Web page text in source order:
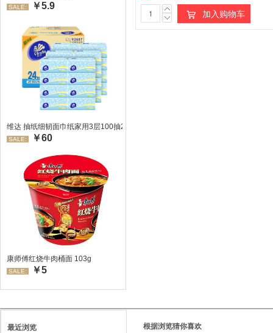
SALE: ￥5.9
维达 抽纸细韧面巾纸家用3层100抽24包/箱 超值装 偏远地区不发货偏远地区:(含
SALE: ￥60
康师傅红烧牛肉桶面 103g
SALE: ￥5
加入购物车
最近浏览 根据浏览猜你喜欢